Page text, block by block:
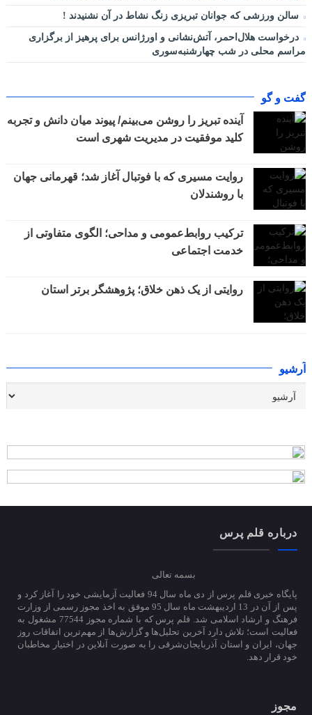
سالن ورزشی که جوانان تبریزی زنگ نشاط در آن نشنیدند !
درخواست هلال‌احمر، آتش‌نشانی و اورژانس برای پرهیز از برگزاری
مراسم محلی در شب چهارشنبه‌سوری
گفت و گو
آینده تبریز را روشن می‌بینم/ پیوند میان دانش و تجربه
کلید موفقیت در مدیریت شهری است
روایت مسیری که با فوتبال آغاز شد؛ قهرمانی جهان
با روشندلان
ترکیب روابط‌عمومی و مداحی؛ الگوی متفاوتی از
خدمت اجتماعی
روایتی از یک ذهن خلاق؛ پژوهشگر برتر استان
آرشیو
درباره قلم پرس
بسمه تعالی
پایگاه خبری قلم پرس از دی ماه سال 94 فعالیت آزمایشی خود را آغاز کرد و
پس از آن در 13 اردیبهشت ماه سال 95 موفق به اخذ مجوز رسمی از وزارت
فرهنگ و ارشاد اسلامی شد. قلم پرس که با شماره مجوز 77544 مشغول به
فعالیت است؛ تلاش دارد آخرین تحلیل‌ها و گزارش‌ها از مهم‌ترین اتفاقات روز
جهان، ایران و استان آذربایجان‌شرقی را به صورت آنلاین در اختیار مخاطبان
خود قرار دهد.
مجوز